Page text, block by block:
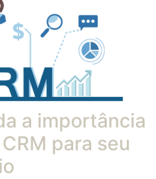
a importância
para seu